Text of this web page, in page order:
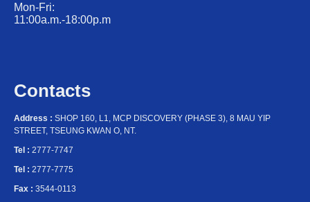
Mon-Fri:
11:00a.m.-18:00p.m
Contacts
Address : SHOP 160, L1, MCP DISCOVERY (PHASE 3), 8 MAU YIP
STREET, TSEUNG KWAN O, NT.
Tel : 2777-7747
Tel : 2777-7775
Fax : 3544-0113